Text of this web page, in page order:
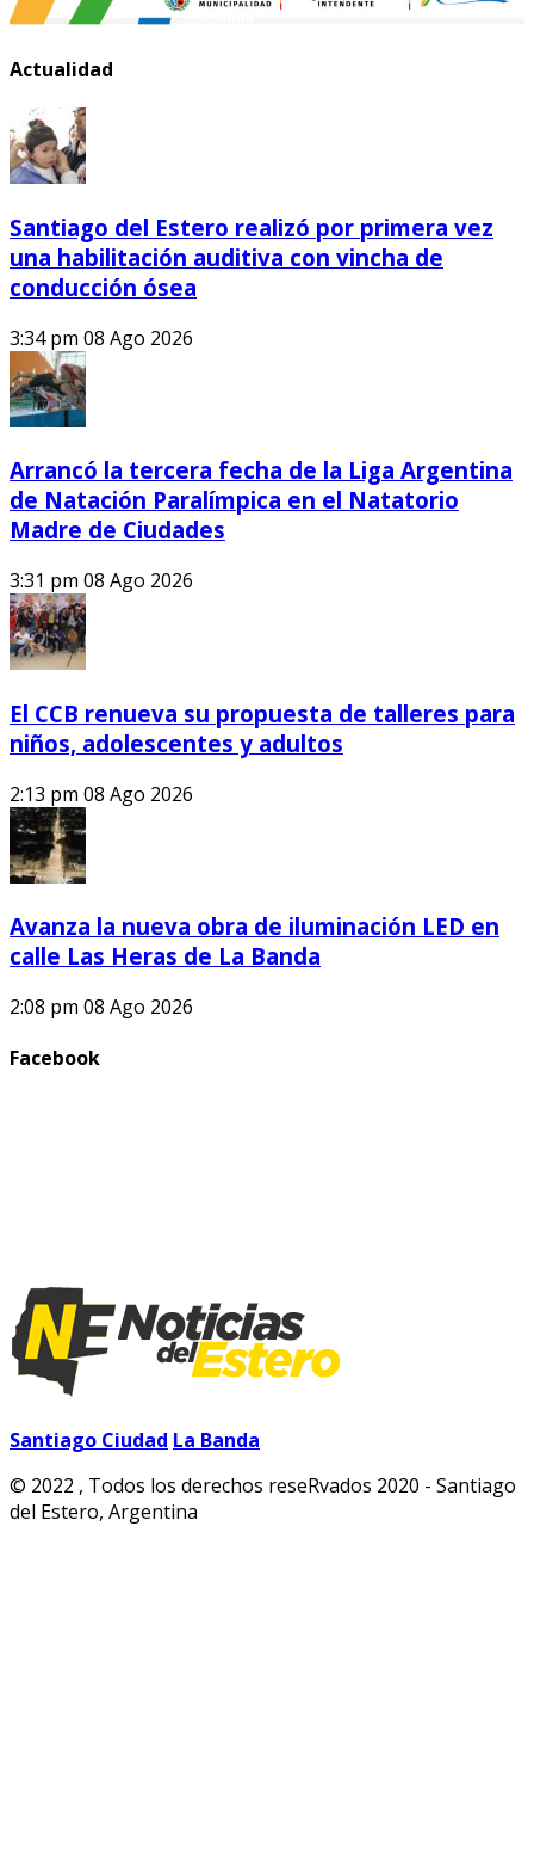
Actualidad
Santiago del Estero realizó por primera vez
una habilitación auditiva con vincha de
conducción ósea
3:34 pm 08 Ago 2026
Arrancó la tercera fecha de la Liga Argentina
de Natación Paralímpica en el Natatorio
Madre de Ciudades
3:31 pm 08 Ago 2026
El CCB renueva su propuesta de talleres para
niños, adolescentes y adultos
2:13 pm 08 Ago 2026
Avanza la nueva obra de iluminación LED en
calle Las Heras de La Banda
2:08 pm 08 Ago 2026
Facebook
Santiago Ciudad La Banda
© 2022 , Todos los derechos reseRvados 2020 - Santiago
del Estero, Argentina